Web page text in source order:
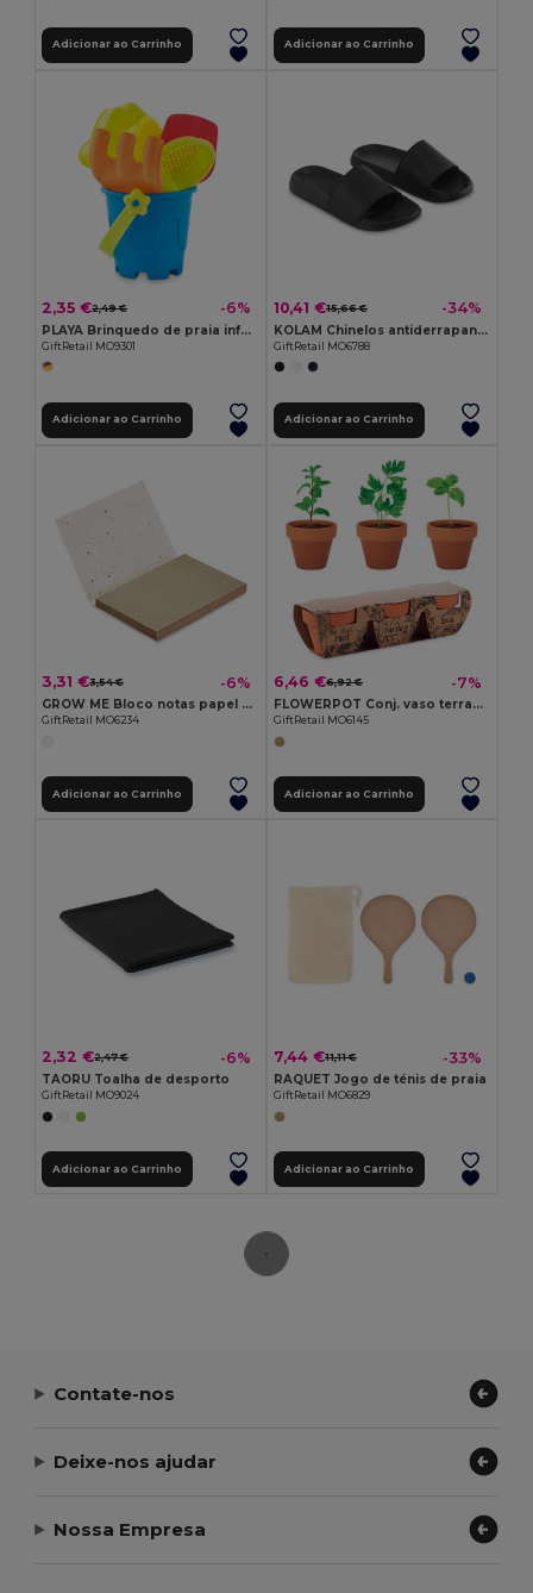
Adicionar ao Carrinho Adicionar ao Carrinho
2,35 €2,49 € -6%
PLAYA Brinquedo de praia infantil
GiftRetail MO9301
Adicionar ao Carrinho
10,41 €15,66 € -34%
KOLAM Chinelos antiderrapantes 44/45
GiftRetail MO6788
Adicionar ao Carrinho
3,31 €3,54 € -6%
GROW ME Bloco notas papel sem. herb
GiftRetail MO6234
Adicionar ao Carrinho
6,46 €6,92 € -7%
FLOWERPOT Conj. vaso terracota 3 ervas
GiftRetail MO6145
Adicionar ao Carrinho
2,32 €2,47 € -6%
TAORU Toalha de desporto
GiftRetail MO9024
Adicionar ao Carrinho
7,44 €11,11 € -33%
RAQUET Jogo de ténis de praia
GiftRetail MO6829
Adicionar ao Carrinho
Contate-nos
Deixe-nos ajudar
Nossa Empresa